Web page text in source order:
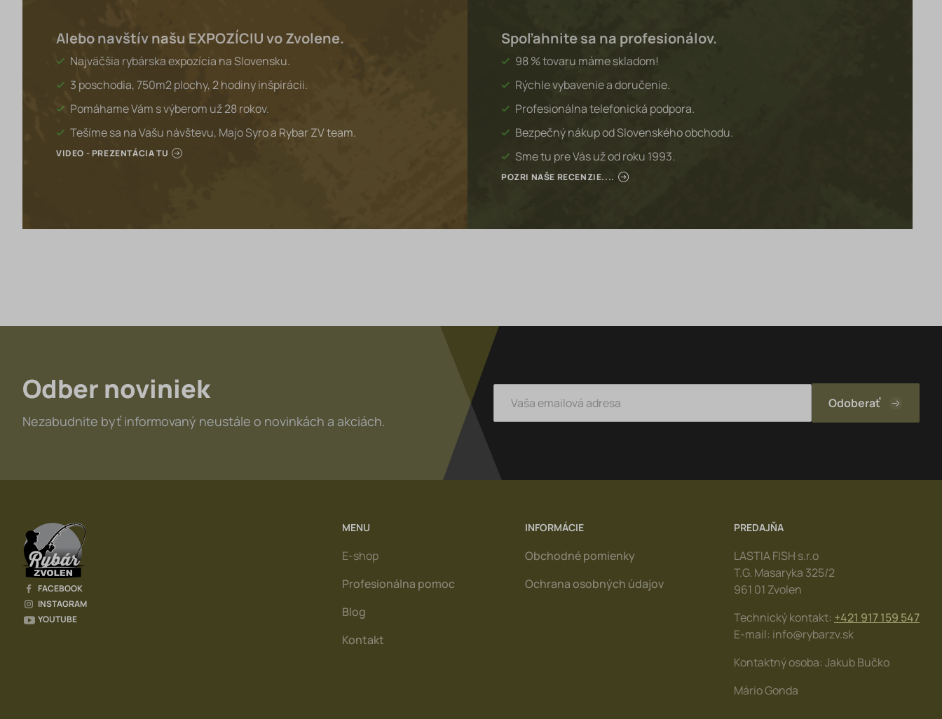
Alebo navštív našu EXPOZÍCIU vo Zvolene.
Najväčšia rybárska expozícia na Slovensku.
3 poschodia, 750m2 plochy, 2 hodiny inšpirácii.
Pomáhame Vám s výberom už 28 rokov.
Tešíme sa na Vašu návštevu, Majo Syro a Rybar ZV team.
VIDEO - PREZENTÁCIA TU
Spoľahnite sa na profesionálov.
98 % tovaru máme skladom!
Rýchle vybavenie a doručenie.
Profesionálna telefonická podpora.
Bezpečný nákup od Slovenského obchodu.
Sme tu pre Vás už od roku 1993.
POZRI NAŠE RECENZIE....
Odber noviniek
Nezabudnite byť informovaný neustále o novinkách a akciách.
FACEBOOK
INSTAGRAM
YOUTUBE
MENU
E-shop
Profesionálna pomoc
Blog
Kontakt
INFORMÁCIE
Obchodné pomienky
Ochrana osobných údajov
PREDAJŇA
LASTIA FISH s.r.o
T.G. Masaryka 325/2
961 01 Zvolen
Technický kontakt: +421 917 159 547
E-mail: info@rybarzv.sk
Kontaktný osoba: Jakub Bučko
Mário Gonda